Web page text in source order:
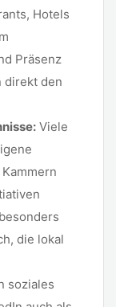
Hotels
Präsenz
direkt den
Viele
die lokal
soziales